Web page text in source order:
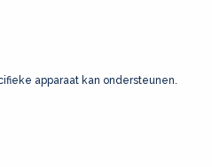
apparaat kan ondersteunen.